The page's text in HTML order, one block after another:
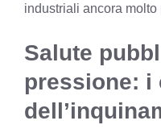
industriali ancora molto
Salute
pressione: i